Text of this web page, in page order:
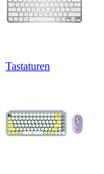
Tastaturen